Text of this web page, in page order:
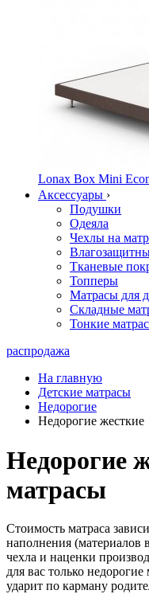
Lonax Box Mini
Аксессуары ›
Подушки
Одеяла
Чехлы на
Тканевые
Топперы
Матрасы для
Складные
Тонкие
распродажа
На главную
Детские матрасы
Недорогие
Недорогие жесткие
Недорогие
матрасы
Стоимость матраса
наполнения (материалов
чехла и наценки
для вас только
ударит по карману